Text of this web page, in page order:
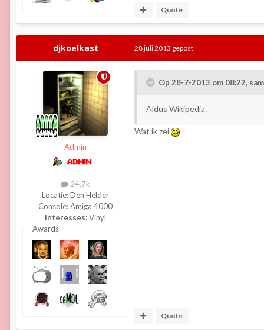
Quote
djkoelkast
Admin
24,7k
Locatie:Den Helder
Console:Amiga 4000
Interesses:Vinyl
Awards
28 juli 2013 gepost
Op 28-7-2013 om 08:22,
Aldus Wikipedia.
Wat ik zei
Quote